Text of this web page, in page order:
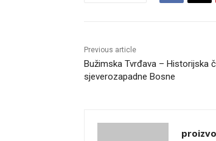
Previous article
Bužimska Tvrđava – Historijska
sjeverozapadne Bosne